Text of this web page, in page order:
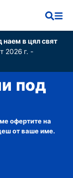
в цял свят
2026 г. -
под
офертите на
от ваше име.